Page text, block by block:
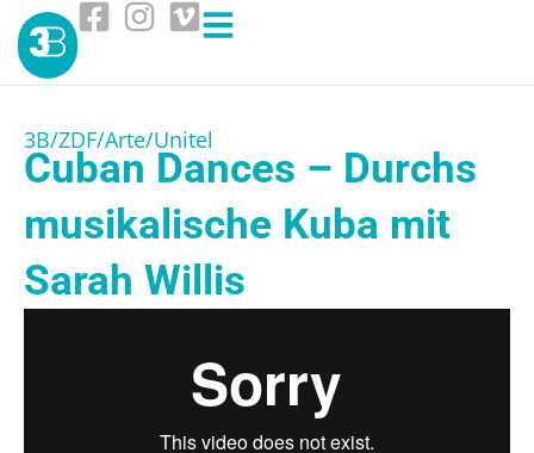
3B/ZDF/Arte/Unitel
Cuban Dances – Durchs
musikalische Kuba mit
Sarah Willis